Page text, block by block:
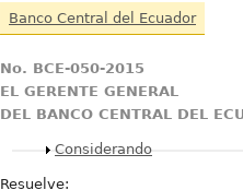
Banco Central del Ecuador
No. BCE-050-2015
EL GERENTE GENERAL
DEL BANCO CENTRAL DEL
Mostrar
Considerando
Resuelve: